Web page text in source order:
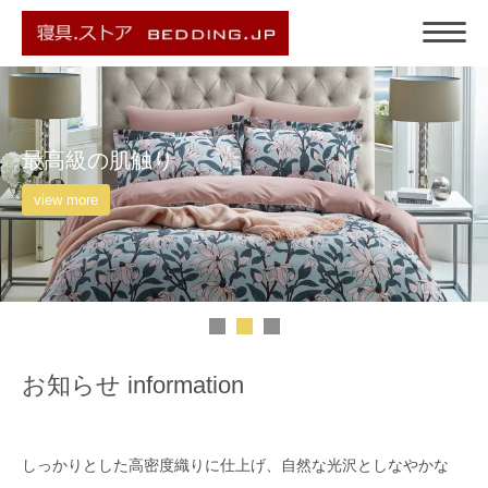
ごく自然な仕上がり
view more
お知らせ information
しっかりとした高密度織りに仕上げ、自然な光沢としなやかな